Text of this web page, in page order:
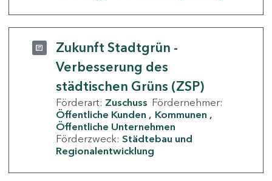
Zukunft Stadtgrün -
Verbesserung des
städtischen Grüns (ZSP)
Förderart: Zuschuss Fördernehmer:
Öffentliche Kunden
Kommunen
Öffentliche Unternehmen
Förderzweck: Städtebau und
Regionalentwicklung